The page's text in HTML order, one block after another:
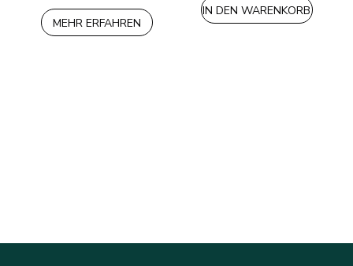
MEHR ERFAHREN
IN DEN WARENKORB